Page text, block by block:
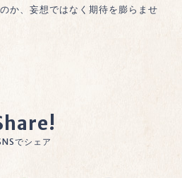
か、妄想ではなく期待を膨らませ
でシェア